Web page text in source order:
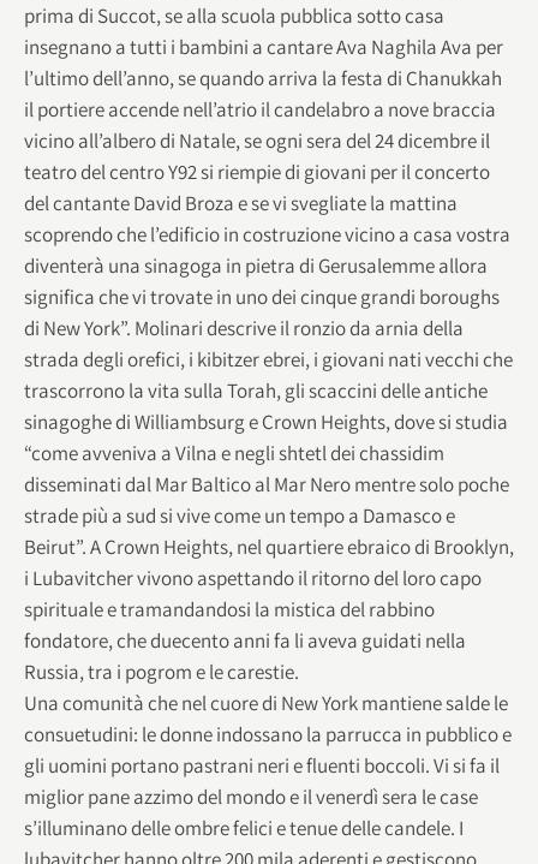
prima di Succot, se alla scuola pubblica sotto casa
insegnano a tutti i bambini a cantare Ava Naghila Ava per
l’ultimo dell’anno, se quando arriva la festa di Chanukkah
il portiere accende nell’atrio il candelabro a nove braccia
vicino all’albero di Natale, se ogni sera del 24 dicembre il
teatro del centro Y92 si riempie di giovani per il concerto
del cantante David Broza e se vi svegliate la mattina
scoprendo che l’edificio in costruzione vicino a casa vostra
diventerà una sinagoga in pietra di Gerusalemme allora
significa che vi trovate in uno dei cinque grandi boroughs
di New York”. Molinari descrive il ronzio da arnia della
strada degli orefici, i kibitzer ebrei, i giovani nati vecchi che
trascorrono la vita sulla Torah, gli scaccini delle antiche
sinagoghe di Williambsurg e Crown Heights, dove si studia
“come avveniva a Vilna e negli shtetl dei chassidim
disseminati dal Mar Baltico al Mar Nero mentre solo poche
strade più a sud si vive come un tempo a Damasco e
Beirut”. A Crown Heights, nel quartiere ebraico di Brooklyn,
i Lubavitcher vivono aspettando il ritorno del loro capo
spirituale e tramandandosi la mistica del rabbino
fondatore, che duecento anni fa li aveva guidati nella
Russia, tra i pogrom e le carestie.
Una comunità che nel cuore di New York mantiene salde le
consuetudini: le donne indossano la parrucca in pubblico e
gli uomini portano pastrani neri e fluenti boccoli. Vi si fa il
miglior pane azzimo del mondo e il venerdì sera le case
s’illuminano delle ombre felici e tenue delle candele. I
lubavitcher hanno oltre 200 mila aderenti e gestiscono